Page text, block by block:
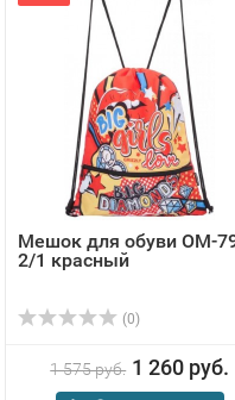
Мешок для обуви OM-
2/1 красный
(0)
1 575 руб. 1 260 руб.